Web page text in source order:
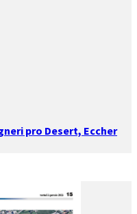
pro Desert, Eccher